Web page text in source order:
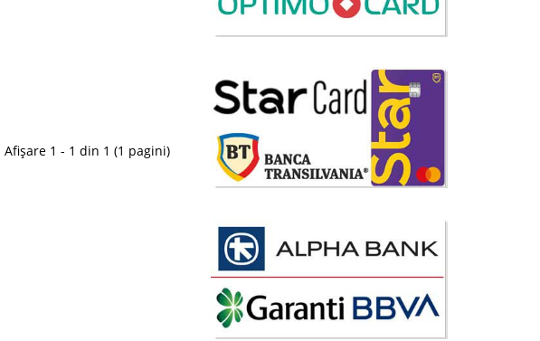
Afișare 1 - 1 din 1 (1 pagini)